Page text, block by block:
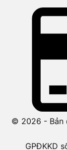
© 2026 - Bản
GPĐKKD